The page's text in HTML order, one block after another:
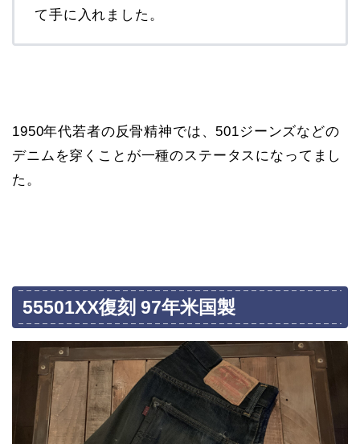
て手に入れました。
1950年代若者の反骨精神では、501ジーンズなどの
デニムを穿くことが一種のステータスになってまし
た。
55501XX復刻 97年米国製